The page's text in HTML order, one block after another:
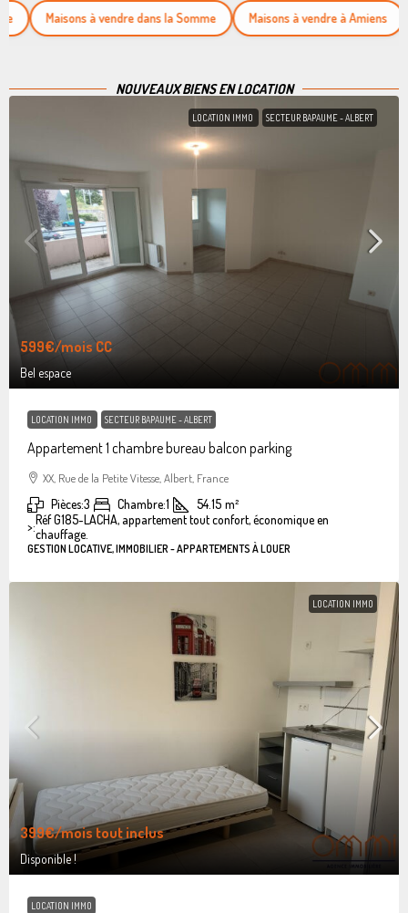
Maisons à vendre dans la Somme Maisons à vendre à Amiens
NOUVEAUX BIENS EN LOCATION
LOCATION IMMO SECTEUR BAPAUME - ALBERT
599€/mois CC
Bel espace
LOCATION IMMO SECTEUR BAPAUME - ALBERT
Appartement 1 chambre bureau balcon parking
XX, Rue de la Petite Vitesse, Albert, France
Pièces:3 Chambre:1 54.15 m²
>:Réf G185-LACHA, appartement tout confort, économique en
chauffage.
GESTION LOCATIVE, IMMOBILIER - APPARTEMENTS À LOUER
LOCATION IMMO
399€/mois tout inclus
Disponible !
LOCATION IMMO